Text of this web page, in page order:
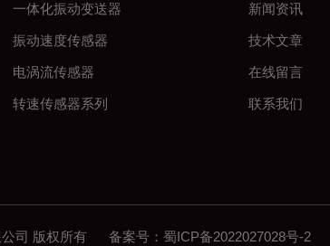
一体化振动变送器
振动速度传感器
电涡流传感器
转速传感器系列
新闻资讯
技术文章
在线留言
联系我们
公司 版权所有 备案号： 蜀ICP备2022027028号-2